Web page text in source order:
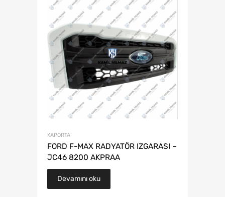
KAPORTA
FORD F-MAX RADYATÖR IZGARASI –
JC46 8200 AKPRAA
Devamını oku